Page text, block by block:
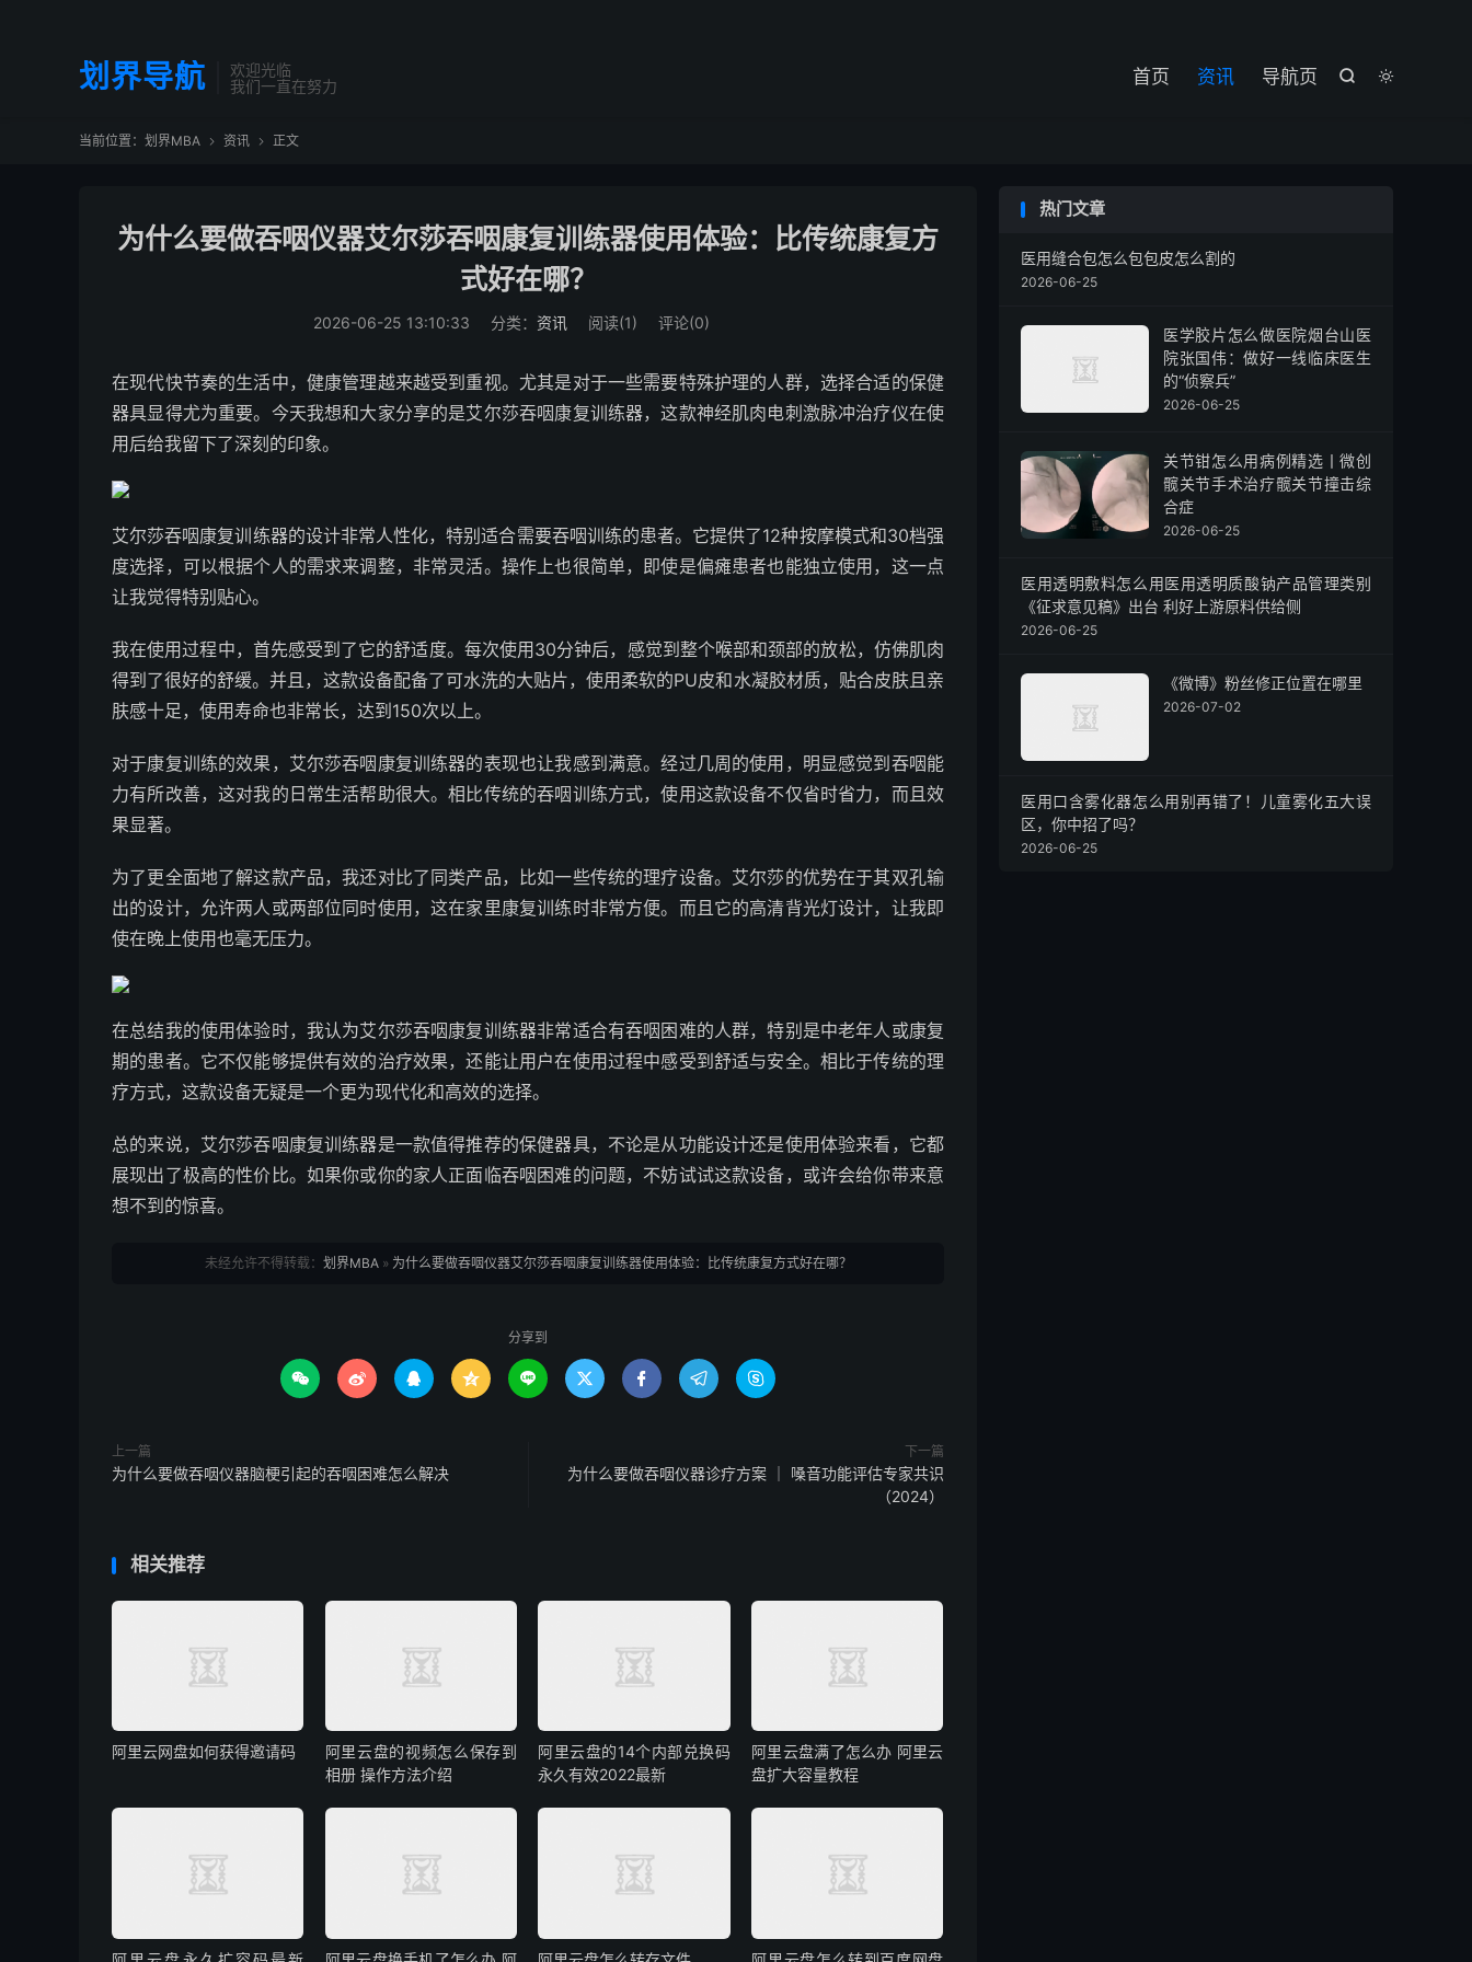
划界导航
欢迎光临
我们一直在努力


首页 资讯 导航页
当前位置： 划界MBA  资讯  正文
为什么要做吞咽仪器艾尔莎吞咽康复训练器使用体验：比传统康复方
式好在哪？
2026-06-25 13:10:33 分类： 资讯 阅读(1) 评论(0)
在现代快节奏的生活中，健康管理越来越受到重视。尤其是对于一些需要特殊护理的人群，选择合适的保健
器具显得尤为重要。今天我想和大家分享的是艾尔莎吞咽康复训练器，这款神经肌肉电刺激脉冲治疗仪在使
用后给我留下了深刻的印象。
艾尔莎吞咽康复训练器的设计非常人性化，特别适合需要吞咽训练的患者。它提供了12种按摩模式和30档强
度选择，可以根据个人的需求来调整，非常灵活。操作上也很简单，即使是偏瘫患者也能独立使用，这一点
让我觉得特别贴心。
我在使用过程中，首先感受到了它的舒适度。每次使用30分钟后，感觉到整个喉部和颈部的放松，仿佛肌肉
得到了很好的舒缓。并且，这款设备配备了可水洗的大贴片，使用柔软的PU皮和水凝胶材质，贴合皮肤且亲
肤感十足，使用寿命也非常长，达到150次以上。
对于康复训练的效果，艾尔莎吞咽康复训练器的表现也让我感到满意。经过几周的使用，明显感觉到吞咽能
力有所改善，这对我的日常生活帮助很大。相比传统的吞咽训练方式，使用这款设备不仅省时省力，而且效
果显著。
为了更全面地了解这款产品，我还对比了同类产品，比如一些传统的理疗设备。艾尔莎的优势在于其双孔输
出的设计，允许两人或两部位同时使用，这在家里康复训练时非常方便。而且它的高清背光灯设计，让我即
使在晚上使用也毫无压力。
在总结我的使用体验时，我认为艾尔莎吞咽康复训练器非常适合有吞咽困难的人群，特别是中老年人或康复
期的患者。它不仅能够提供有效的治疗效果，还能让用户在使用过程中感受到舒适与安全。相比于传统的理
疗方式，这款设备无疑是一个更为现代化和高效的选择。
总的来说，艾尔莎吞咽康复训练器是一款值得推荐的保健器具，不论是从功能设计还是使用体验来看，它都
展现出了极高的性价比。如果你或你的家人正面临吞咽困难的问题，不妨试试这款设备，或许会给你带来意
想不到的惊喜。
未经允许不得转载： 划界MBA» 为什么要做吞咽仪器艾尔莎吞咽康复训练器使用体验：比传统康复方式好在哪？
分享到
        
上一篇
为什么要做吞咽仪器脑梗引起的吞咽困难怎么解决
下一篇
为什么要做吞咽仪器诊疗方案 ｜ 嗓音功能评估专家共识
（2024）
相关推荐
阿里云网盘如何获得邀请码
阿里云盘的视频怎么保存到
相册 操作方法介绍
阿里云盘的14个内部兑换码
永久有效2022最新
阿里云盘满了怎么办 阿里云
盘扩大容量教程
热门文章
医用缝合包怎么包包皮怎么割的
2026-06-25
医学胶片怎么做医院烟台山医
院张国伟：做好一线临床医生
的“侦察兵”
2026-06-25
关节钳怎么用病例精选丨微创
髋关节手术治疗髋关节撞击综
合症
2026-06-25
医用透明敷料怎么用医用透明质酸钠产品管理类别
《征求意见稿》出台 利好上游原料供给侧
2026-06-25
《微博》粉丝修正位置在哪里
2026-07-02
医用口含雾化器怎么用别再错了！儿童雾化五大误
区，你中招了吗？
2026-06-25